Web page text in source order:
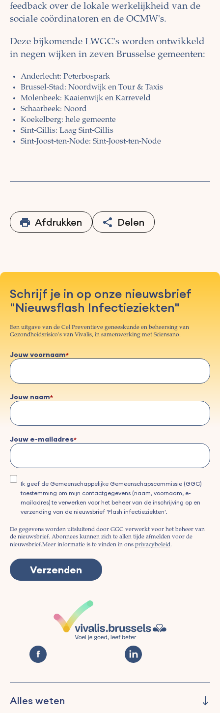
feedback over de lokale werkelijkheid van de
sociale coördinatoren en de OCMW's.
Deze bijkomende LWGC's worden ontwikkeld
in negen wijken in zeven Brusselse gemeenten:
Anderlecht: Peterbospark
Brussel-Stad: Noordwijk en Tour & Taxis
Molenbeek: Kaaienwijk en Karreveld
Schaarbeek: Noord
Koekelberg: hele gemeente
Sint-Gillis: Laag Sint-Gillis
Sint-Joost-ten-Node: Sint-Joost-ten-Node
Afdrukken Delen
Schrijf je in op onze nieuwsbrief
"Nieuwsflash Infectieziekten"
Een uitgave van de Cel Preventieve geneeskunde en beheersing van
Gezondheidsrisico's van Vivalis, in samenwerking met Sciensano.
Jouw voornaam
Jouw naam
Jouw e-mailadres
Ik geef de Gemeenschappelijke Gemeenschapscommissie (GGC)
toestemming om mijn contactgegevens (naam, voornaam, e-
mailadres) te verwerken voor het beheer van de inschrijving op en
verzending van de nieuwsbrief 'Flash infectieziekten'.
De gegevens worden uitsluitend door GGC verwerkt voor het beheer van
de nieuwsbrief. Abonnees kunnen zich te allen tijde afmelden voor de
nieuwsbrief.Meer informatie is te vinden in ons privacybeleid.
Alles weten